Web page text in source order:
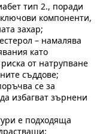
тип 2., поради
компоненти,
захар;
– намалява
като
от натрупване
съддове;
се за
избагват зърнени
е подходяща